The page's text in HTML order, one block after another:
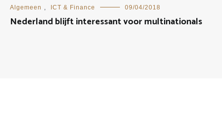
Algemeen , ICT & Finance 09/04/2018
Nederland blijft interessant voor multinationals